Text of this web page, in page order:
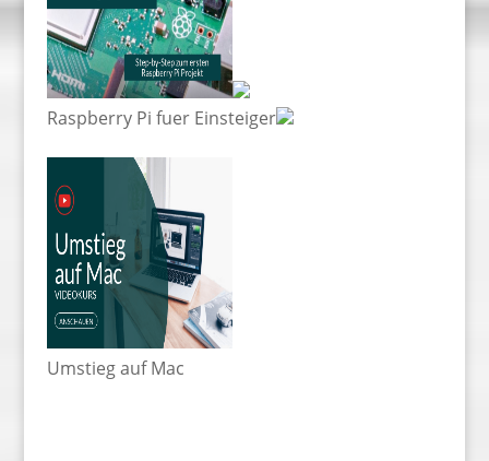
Raspberry Pi fuer Einsteiger
Umstieg auf Mac